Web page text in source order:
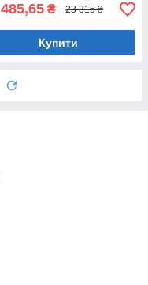
₴ 23 315 ₴
Купити